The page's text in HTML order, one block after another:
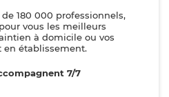
180 000 professionnels,
vous les meilleurs
à domicile ou vos
en établissement.
7/7